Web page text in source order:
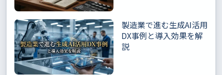
製造業で進む生成AI活用
DX事例と導入効果を解
説